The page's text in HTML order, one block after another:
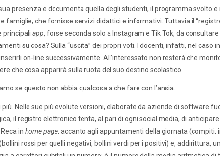
presenza e documenta quella degli studenti, il programma svolto
famiglie, che fornisse servizi didattici e informativi. Tuttavia il
principali app, forse seconda solo a Instagram e Tik Tok, da
su cosa? Sulla “uscita” dei propri voti. I docenti, infatti, nel caso
on-line successivamente. All’interessato non resterà che
che cosa apparirà sulla ruota del suo destino scolastico.
se questo non abbia qualcosa a che fare con l’ansia.
più. Nelle sue più evolute versioni, elaborate da aziende di software
il registro elettronico tenta, al pari di ogni social media, di
in home page, accanto agli appuntamenti della giornata (compiti,
rossi per quelli negativi, bollini verdi per i positivi) e, addirittura,